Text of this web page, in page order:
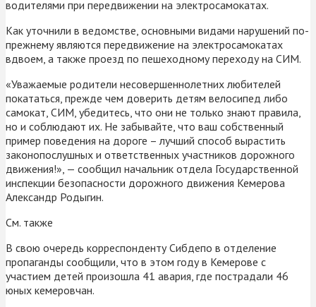
водителями при передвижении на электросамокатах.
Как уточнили в ведомстве, основными видами нарушений по-
прежнему являются передвижение на электросамокатах
вдвоем, а также проезд по пешеходному переходу на СИМ.
«Уважаемые родители несовершеннолетних любителей
покататься, прежде чем доверить детям велосипед либо
самокат, СИМ, убедитесь, что они не только знают правила,
но и соблюдают их. Не забывайте, что ваш собственный
пример поведения на дороге – лучший способ вырастить
законопослушных и ответственных участников дорожного
движения!», — сообщил начальник отдела Государственной
инспекции безопасности дорожного движения Кемерова
Александр Родыгин.
См. также
В свою очередь корреспонденту Сибдепо в отделение
пропаганды сообщили, что в этом году в Кемерове с
участием детей произошла 41 авария, где пострадали 46
юных кемеровчан.